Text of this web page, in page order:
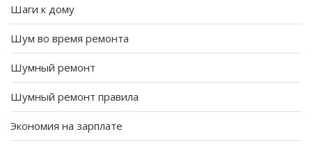
Шаги к дому
Шум во время ремонта
Шумный ремонт
Шумный ремонт правила
Экономия на зарплате